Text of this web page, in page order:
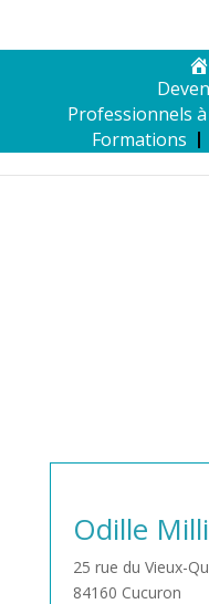
Professionnels
Formations
Odille
25 rue du Vieux-
84160 Cucuron